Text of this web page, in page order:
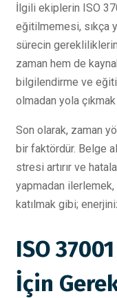
İlgili ekiplerin ISO
eğitilmemesi, sıkça
sürecin
zaman hem de
bilgilendirme ve
olmadan yola
Son olarak, zaman
bir faktördür. Belge
stresi artırır ve
yapmadan
katılmak gibi;
ISO
İçin